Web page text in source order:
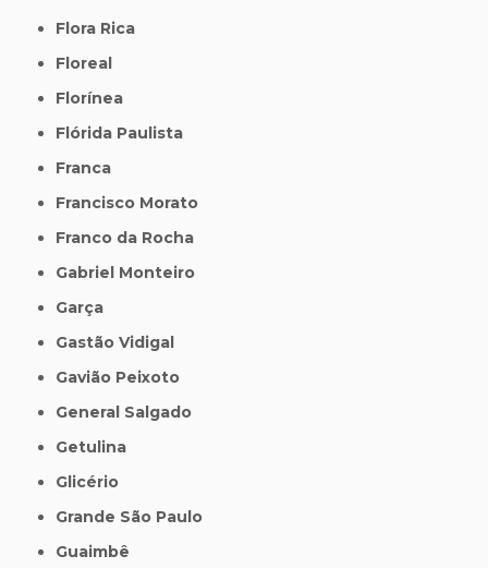
Flora Rica
Floreal
Florínea
Flórida Paulista
Franca
Francisco Morato
Franco da Rocha
Gabriel Monteiro
Garça
Gastão Vidigal
Gavião Peixoto
General Salgado
Getulina
Glicério
Grande São Paulo
Guaimbê